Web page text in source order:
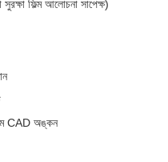
ফিল্ম আলোচনা সাপেক্ষ)
CAD অঙ্কন